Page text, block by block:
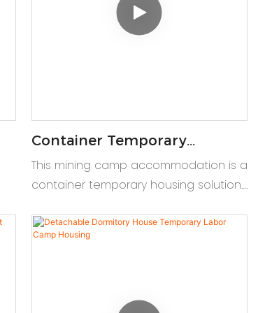
Container Temporary
Housing Prefabricated Unit
Mining Camp
This mining camp accommodation is a
container temporary housing solution.
prefabricated unit for site use.